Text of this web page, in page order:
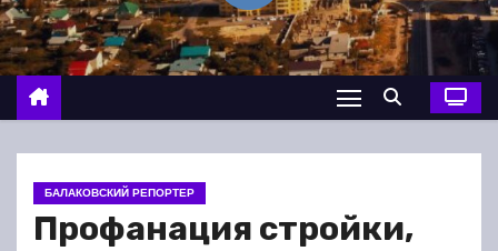
о
м
у
БАЛАКОВСКИЙ РЕПОРТЕР
Профанация стройки,